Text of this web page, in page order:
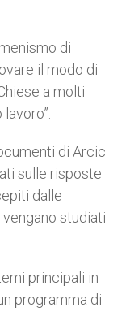
di
il modo di
a molti
di Arcic
sulle risposte
dalle
studiati
principali in
programma di